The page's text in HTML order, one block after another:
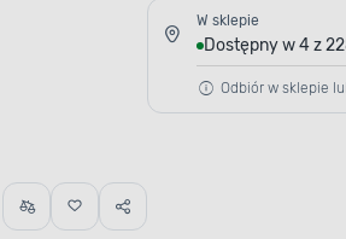
W sklepie
Dostępny w 4 z
Odbiór w sklepie